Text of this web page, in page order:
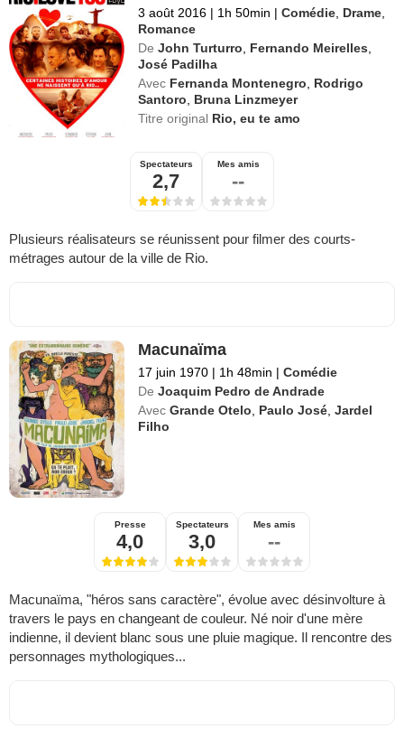
3 août 2016 | 1h 50min | Comédie Drame
Romance
De John Turturro Fernando Meirelles
José Padilha
Avec Fernanda Montenegro
Rodrigo
Santoro
Bruna Linzmeyer
Titre original Rio, eu te amo
Spectateurs
2,7
Mes amis
--
Plusieurs réalisateurs se réunissent pour filmer des courts-
métrages autour de la ville de Rio.
Macunaïma
17 juin 1970 | 1h 48min | Comédie
De Joaquim Pedro de Andrade
Avec Grande Otelo, Paulo José,Jardel
Filho
Presse
4,0
Spectateurs
3,0
Mes amis
--
Macunaïma, "héros sans caractère", évolue avec désinvolture à
travers le pays en changeant de couleur. Né noir d'une mère
indienne, il devient blanc sous une pluie magique. Il rencontre des
personnages mythologiques...